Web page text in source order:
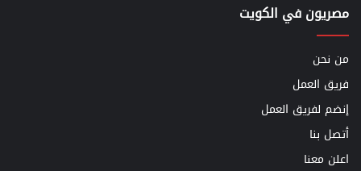
مصريون في الكويت
من نحن
فريق العمل
إنضم لفريق العمل
أتصل بنا
اعلن معنا